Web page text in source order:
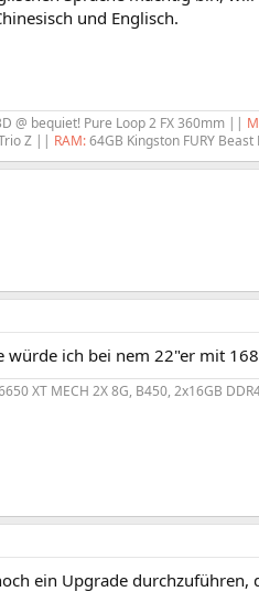
und Englisch.
@ bequiet! Pure Loop 2 FX 360mm ||
Z || RAM:64GB Kingston FURY
würde ich bei nem 22"er mit
XT MECH 2X 8G, B450, 2x16GB
ein Upgrade durchzuführen,